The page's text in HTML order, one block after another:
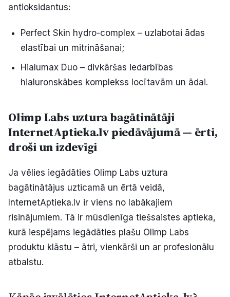
antioksidantus:
Perfect Skin hydro-complex – uzlabotai ādas
elastībai un mitrināšanai;
Hialumax Duo – divkāršas iedarbības
hialuronskābes komplekss locītavām un ādai.
Olimp Labs uztura bagātinātāji
InternetAptieka.lv piedāvājumā — ērti,
droši un izdevīgi
Ja vēlies iegādāties Olimp Labs uztura
bagātinātājus uzticamā un ērtā veidā,
InternetAptieka.lv ir viens no labākajiem
risinājumiem. Tā ir mūsdienīga tiešsaistes aptieka,
kurā iespējams iegādāties plašu Olimp Labs
produktu klāstu – ātri, vienkārši un ar profesionālu
atbalstu.